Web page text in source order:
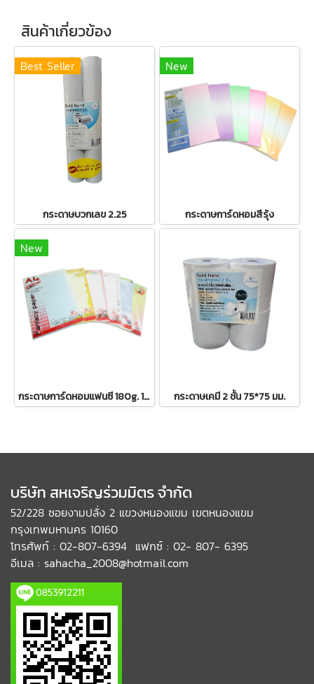
สินค้าเกี่ยวข้อง
Best Seller
กระดาษบวกเลข 2.25
New
กระดาษการ์ดหอมสีรุ้ง
New
กระดาษการ์ดหอมแฟนซี 180g. 1*50 แผ่น กระดาษเคมี 2 ชั้น 75*75 มม.
บริษัท สหเจริญร่วมมิตร จำกัด
52/228 ซอยงามปลั่ง 2 แขวงหนองแขม เขตหนองแขม
กรุงเทพมหานคร 10160
โทรศัพท์ : 02-807-6394 แฟกซ์ : 02- 807- 6395
อีเมล : sahacha_2008@hotmail.com